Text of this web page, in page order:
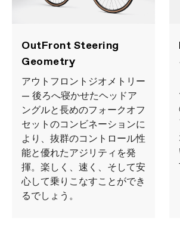
OutFront Steering
Geometry
アウトフロントジオメトリー
— 後ろへ寝かせたヘッドア
ングルと長めのフォークオフ
セットのコンビネーションに
より、抜群のコントロール性
能と優れたアジリティを発
揮。楽しく、速く、そして安
心して乗りこなすことができ
るでしょう。